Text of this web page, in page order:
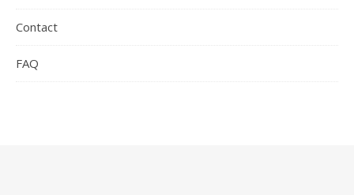
Contact
FAQ